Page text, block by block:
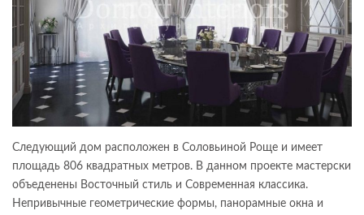
Следующий дом расположен в Соловьиной Роще и имеет
площадь 806 квадратных метров. В данном проекте мастерски
объеденены Восточный стиль и Современная классика.
Непривычные геометрические формы, панорамные окна и